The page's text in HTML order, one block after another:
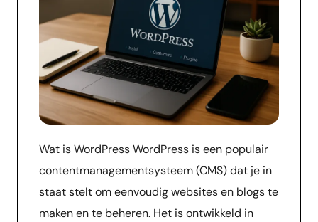
Wat is WordPress WordPress is een populair
contentmanagementsysteem (CMS) dat je in
staat stelt om eenvoudig websites en blogs te
maken en te beheren. Het is ontwikkeld in